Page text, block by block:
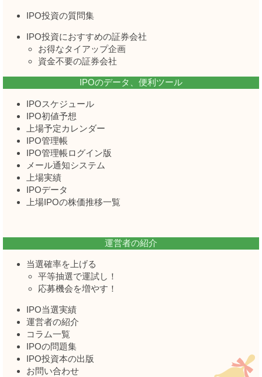
IPO投資の質問集
IPO投資におすすめの証券会社
お得なタイアップ企画
資金不要の証券会社
IPOのデータ、便利ツール
IPOスケジュール
IPO初値予想
上場予定カレンダー
IPO管理帳
IPO管理帳ログイン版
メール通知システム
上場実績
IPOデータ
上場IPOの株価推移一覧
運営者の紹介
当選確率を上げる
平等抽選で運試し！
応募機会を増やす！
IPO当選実績
運営者の紹介
コラム一覧
IPOの問題集
IPO投資本の出版
お問い合わせ